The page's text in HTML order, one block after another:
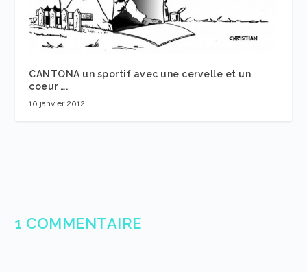
CANTONA un sportif avec une cervelle et un
coeur ….
10 janvier 2012
1 COMMENTAIRE